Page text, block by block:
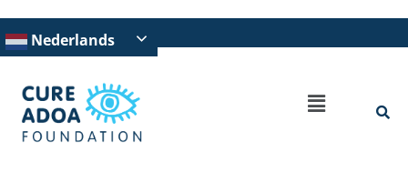
Nederlands